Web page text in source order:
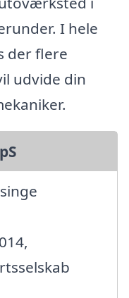
I hele
der flere
udvide din